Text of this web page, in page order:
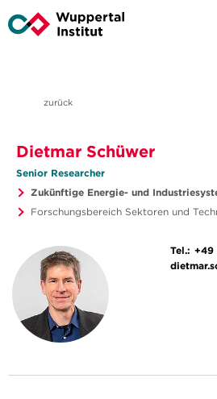
zurück
Dietmar Schüwer
Senior Researcher
Zukünftige Energie- und
Forschungsbereich Sektoren und
Tel.: +49